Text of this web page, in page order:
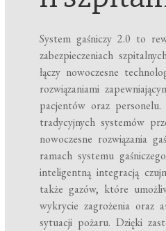
System gaśniczy 2.0 to
zabezpieczeniach
łączy nowoczesne
rozwiązaniami
pacjentów oraz
tradycyjnych systemów
nowoczesne rozwiązania
ramach systemu
inteligentną integracją
także gazów, które
wykrycie zagrożenia oraz
sytuacji pożaru. Dzięki